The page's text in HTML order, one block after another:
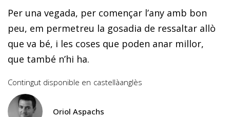
Per una vegada, per començar l’any amb bon
peu, em permetreu la gosadia de ressaltar allò
que va bé, i les coses que poden anar millor,
que també n’hi ha.
Contingut disponible en castellàanglès
Oriol Aspachs